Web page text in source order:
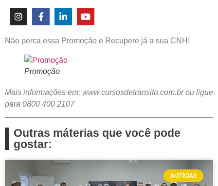
Não perca essa Promoção e Recupere já a sua CNH!
Promoção
Mais informações em: www.cursosdetransito.com.br ou ligue
para 0800 400 2107
Outras máterias que você pode
gostar:
NOTÍCIAS